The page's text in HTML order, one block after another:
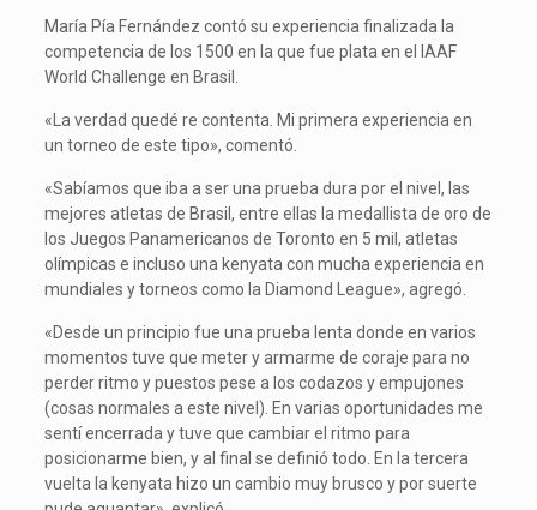
María Pía Fernández contó su experiencia finalizada la
competencia de los 1500 en la que fue plata en el IAAF
World Challenge en Brasil.
«La verdad quedé re contenta. Mi primera experiencia en
un torneo de este tipo», comentó.
«Sabíamos que iba a ser una prueba dura por el nivel, las
mejores atletas de Brasil, entre ellas la medallista de oro de
los Juegos Panamericanos de Toronto en 5 mil, atletas
olímpicas e incluso una kenyata con mucha experiencia en
mundiales y torneos como la Diamond League», agregó.
«Desde un principio fue una prueba lenta donde en varios
momentos tuve que meter y armarme de coraje para no
perder ritmo y puestos pese a los codazos y empujones
(cosas normales a este nivel). En varias oportunidades me
sentí encerrada y tuve que cambiar el ritmo para
posicionarme bien, y al final se definió todo. En la tercera
vuelta la kenyata hizo un cambio muy brusco y por suerte